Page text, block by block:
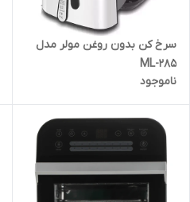
سرخ کن بدون روغن مولر مدل
ML-285
ناموجود